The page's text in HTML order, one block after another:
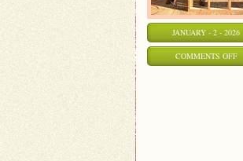
JANUARY - 2 - 2026
COMMENTS OFFON